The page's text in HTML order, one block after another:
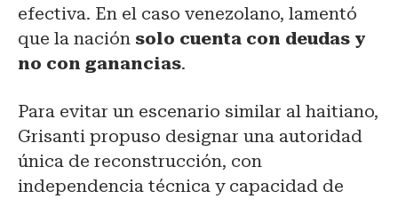
efectiva. En el caso venezolano, lamentó
que la nación solo cuenta con deudas y
no con ganancias.
Para evitar un escenario similar al haitiano,
Grisanti propuso designar una autoridad
única de reconstrucción, con
independencia técnica y capacidad de